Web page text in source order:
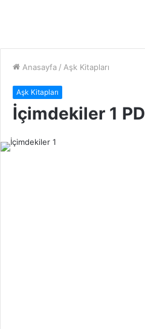
Anasayfa / Aşk Kitapları
Aşk Kitapları
İçimdekiler 1